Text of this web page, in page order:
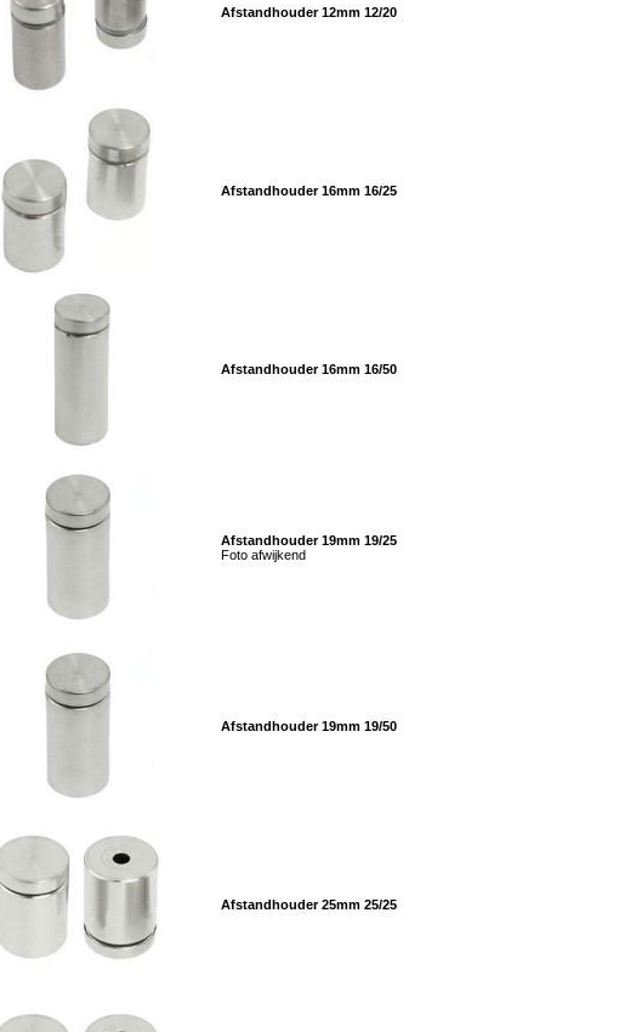
Afstandhouder 12mm 12/20
Afstandhouder 16mm 16/25
Afstandhouder 16mm 16/50
Afstandhouder 19mm 19/25
Foto afwijkend
Afstandhouder 19mm 19/50
Afstandhouder 25mm 25/25